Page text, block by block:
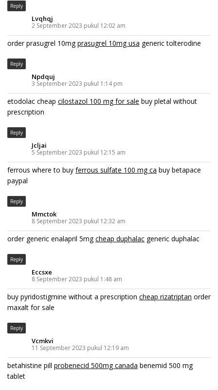
Reply
Lvqhqj
2 September 2023 pukul 12:02 am
order prasugrel 10mgprasugrel 10mg usa generic tolterodine
Reply
Npdquj
3 September 2023 pukul 1:14 pm
etodolac cheap cilostazol 100 mg for sale buy pletal without
prescription
Reply
Jcljai
5 September 2023 pukul 12:15 am
ferrous where to buy ferrous sulfate 100 mg ca buy betapace
paypal
Reply
Mmctok
8 September 2023 pukul 12:32 am
order generic enalapril 5mgcheap duphalac generic duphalac
Reply
Eccsxe
8 September 2023 pukul 1:48 am
buy pyridostigmine without a prescription cheap rizatriptan order
maxalt for sale
Reply
Vcmkvi
11 September 2023 pukul 12:19 am
betahistine pill probenecid 500mg canada benemid 500 mg
tablet